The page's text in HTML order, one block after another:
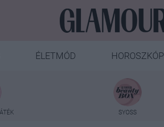
ÉLETMÓD HOROSZKÓP
SYOSS